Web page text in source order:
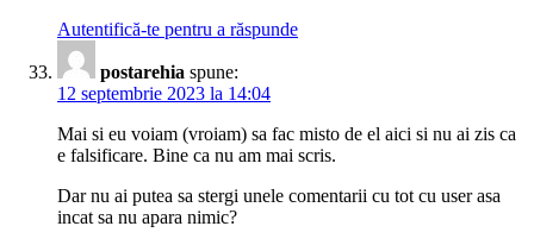
Autentifică-te pentru a răspunde
postarehia spune:
12 septembrie 2023 la 14:04
Mai si eu voiam (vroiam) sa fac misto de el aici si nu ai zis ca
e falsificare. Bine ca nu am mai scris.
Dar nu ai putea sa stergi unele comentarii cu tot cu user asa
incat sa nu apara nimic?